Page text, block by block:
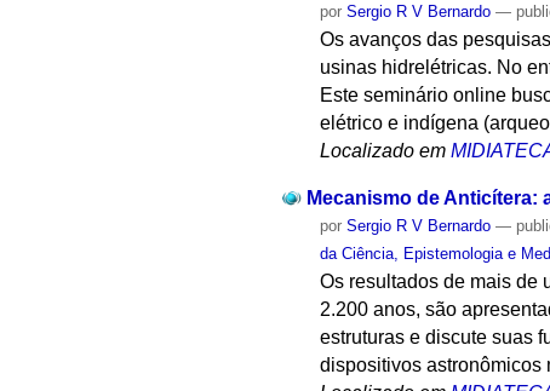
porSergio R V Bernardo —
Os avanços das
usinas hidrelétricas. No
Este seminário online
elétrico e indígena
Localizado em
Mecanismo de Anticítera:
porSergio R V Bernardo —
da Ciência, Epistemologia e
Os resultados de mais de
2.200 anos, são
estruturas e discute suas
dispositivos astronômicos